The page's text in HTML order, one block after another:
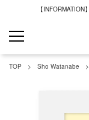
【
TOP Sho Watanabe